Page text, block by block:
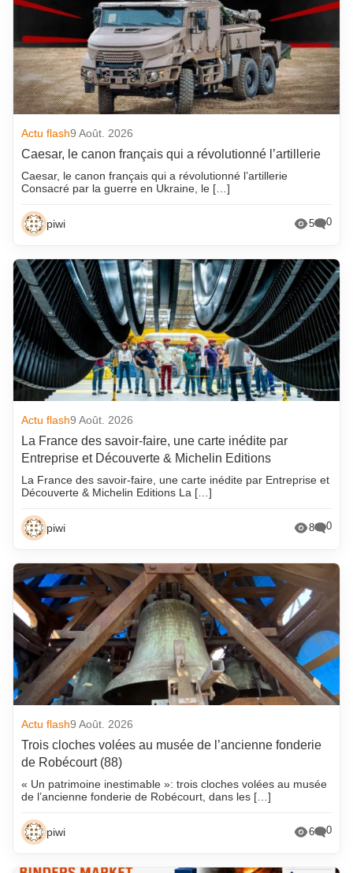
Actu flash9 Août. 2026
Caesar, le canon français qui a révolutionné l’artillerie
Caesar, le canon français qui a révolutionné l’artillerie
Consacré par la guerre en Ukraine, le […]
piwi 5 0
Actu flash9 Août. 2026
La France des savoir-faire, une carte inédite par
Entreprise et Découverte & Michelin Editions
La France des savoir-faire, une carte inédite par Entreprise et
Découverte & Michelin Editions La […]
piwi 8 0
Actu flash9 Août. 2026
Trois cloches volées au musée de l’ancienne fonderie
de Robécourt (88)
« Un patrimoine inestimable »: trois cloches volées au musée
de l’ancienne fonderie de Robécourt, dans les […]
piwi 6 0